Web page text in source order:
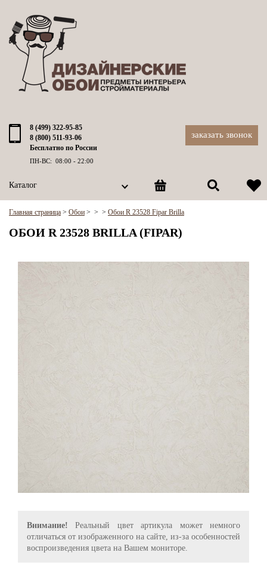
8 (499) 322-95-85
8 (800) 511-93-06
Бесплатно по России
ПН-ВС: 08:00 - 22:00
заказать звонок
Каталог
Главная страница > Обои > > > Обои R 23528 Fipar Brilla
ОБОИ R 23528 BRILLA (FIPAR)
Внимание! Реальный цвет артикула может немного
отличаться от изображенного на сайте, из-за особенностей
воспроизведения цвета на Вашем мониторе.